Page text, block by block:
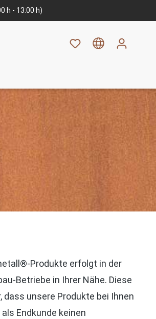
h - 13:00 h)
Produkte erfolgt in der
Betriebe in Ihrer Nähe. Diese
dass unsere Produkte bei Ihnen
Endkunde keinen